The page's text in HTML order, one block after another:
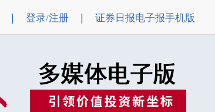
登录/注册 证券日报电子报手机版